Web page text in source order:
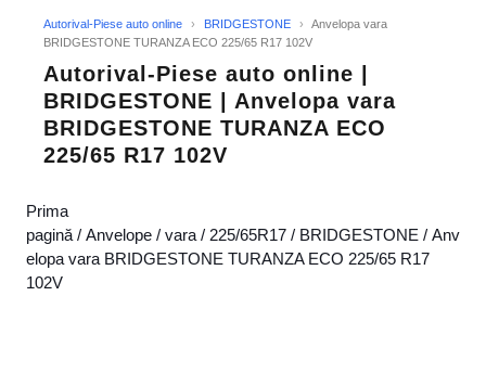
Autorival-Piese auto online › BRIDGESTONE ›
Anvelopa vara
BRIDGESTONE TURANZA ECO 225/65 R17 102V
Autorival-Piese auto online |
BRIDGESTONE | Anvelopa vara
BRIDGESTONE TURANZA ECO
225/65 R17 102V
Prima
pagină / Anvelope / vara / 225/65R17 / BRIDGESTONE / Anv
elopa vara BRIDGESTONE TURANZA ECO 225/65 R17
102V